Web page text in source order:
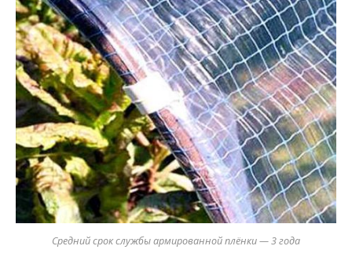
Средний срок службы армированной плёнки — 3 года